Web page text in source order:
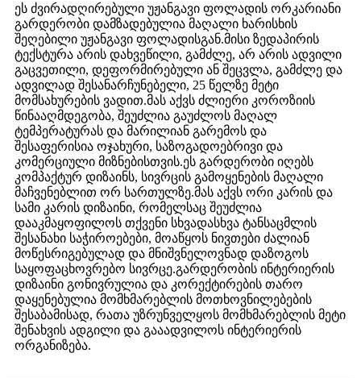
ეს ძვირადღირებული უჟანგავი ფოლადის ორკარიანი
გარდერობი დამზადებულია მაღალი ხარისხის
შეღებილი უჟანგავი ფოლადისგან.მისი ზედაპირის
ტექსტურა არის დახვეწილი, გამძლე, არ არის ადვილი
გაცვეთილი, დეფორმირებული ან შეცვლა, გამძლე და
ადვილად შესანარჩუნებელი, 25 წელზე მეტი
მომსახურების ვადით.მას აქვს ძლიერი კოროზიის
წინააღმდეგობა, შეუძლია გაუძლოს მაღალ
ტემპერატურას და მარილიან გარემოს და
შესაფერისია ოჯახური, საზოგადოებრივი და
კომერციული მიზნებისთვის.ეს გარდერობი იღებს
კომპაქტურ დიზაინს, სივრცის გამოყენების მაღალი
მაჩვენებლით ორ სართულზე.მას აქვს ორი კარის და
სამი კარის დიზაინი, რომელსაც შეუძლია
დააკმაყოფილოს თქვენი სხვადასხვა ტანსაცმლის
შესანახი საჭიროებები, მოაწყოს ნივთები ძალიან
მოწესრიგებულად და მნიშვნელოვნად დაზოგოს
საყოფაცხოვრებო სივრცე.გარდერობის ინტერიერის
დიზაინი გონივრულია და კორექტირების თარო
დაყენებულია მომხმარებლის მოთხოვნილებების
შესაბამისად, რათა უზრუნველყოს მომხმარებლის მეტი
შენახვის ადგილი და გააადვილოს ინტერიერის
ორგანიზება.